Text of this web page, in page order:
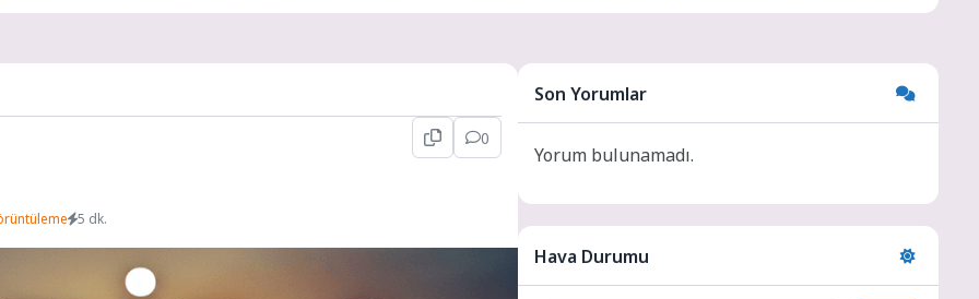
0
5 dk.
Son Yorumlar
Yorum bulunamadı.
Hava Durumu